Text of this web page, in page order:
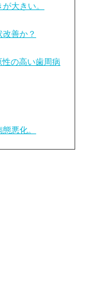
大きい。
善か？
の高い歯周病
悪化。